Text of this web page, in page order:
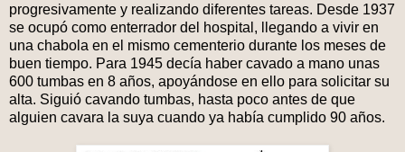
progresivamente y realizando diferentes tareas. Desde 1937
se ocupó como enterrador del hospital, llegando a vivir en
una chabola en el mismo cementerio durante los meses de
buen tiempo. Para 1945 decía haber cavado a mano unas
600 tumbas en 8 años, apoyándose en ello para solicitar su
alta. Siguió cavando tumbas, hasta poco antes de que
alguien cavara la suya cuando ya había cumplido 90 años.